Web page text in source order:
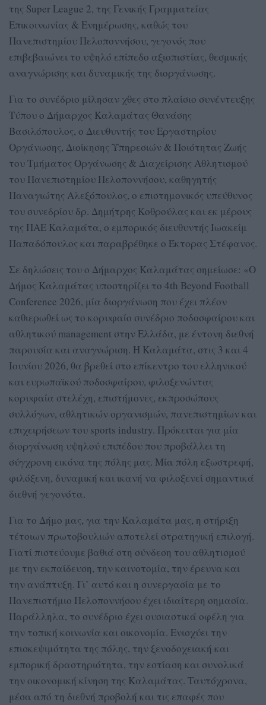
της Super League 2, της Γενικής Γραμματείας
Επικοινωνίας & Ενημέρωσης, καθώς του
Πανεπιστημίου Πελοποννήσου, γεγονός που
επιβεβαιώνει το υψηλό επίπεδο αξιοπιστίας, θεσμικής
αναγνώρισης και δυναμικής της διοργάνωσης.
Για το συνέδριο μίλησαν χθες στο πλαίσιο συνέντευξης
Τύπου ο Δήμαρχος Καλαμάτας Θανάσης
Βασιλόπουλος, ο Διευθυντής του Εργαστηρίου
Οργάνωσης, Διοίκησης Υπηρεσιών & Ποιότητας Ζωής
του Τμήματος Οργάνωσης & Διαχείρισης Αθλητισμού
του Πανεπιστημίου Πελοποννήσου, καθηγητής
Παναγιώτης Αλεξόπουλος, ο επιστημονικός υπεύθυνος
του συνεδρίου δρ. Δημήτρης Κοθρούλας και εκ μέρους
της ΠΑΕ Καλαμάτα, ο εμπορικός διευθυντής Ιωακείμ
Παπαδόπουλος και παραβρέθηκε ο Έκτορας Στέφανος.
Σε δηλώσεις του ο Δήμαρχος Καλαμάτας σημείωσε: «Ο
Δήμος Καλαμάτας υποστηρίζει το 4th Beyond Football
Conference 2026, μία διοργάνωση που έχει πλέον
καθιερωθεί ως το κορυφαίο συνέδριο ποδοσφαίρου και
αθλητικού management στην Ελλάδα, με έντονη διεθνή
παρουσία και αναγνώριση. Η Καλαμάτα, στις 3 και 4
Ιουνίου 2026, θα βρεθεί στο επίκεντρο του ελληνικού
και ευρωπαϊκού ποδοσφαίρου, φιλοξενώντας
κορυφαία στελέχη, επιστήμονες, εκπροσώπους
συλλόγων, αθλητικών οργανισμών, πανεπιστημίων και
επιχειρήσεων του sports industry. Πρόκειται για μία
διοργάνωση υψηλού επιπέδου που προβάλλει τη
σύγχρονη εικόνα της πόλης μας. Μία πόλη εξωστρεφή,
φιλόξενη, δυναμική και ικανή να φιλοξενεί σημαντικά
διεθνή γεγονότα.
Για το Δήμο μας, για την Καλαμάτα μας, η στήριξη
τέτοιων πρωτοβουλιών αποτελεί στρατηγική επιλογή.
Γιατί πιστεύουμε βαθιά στη σύνδεση του αθλητισμού
με την εκπαίδευση, την καινοτομία, την έρευνα και
την ανάπτυξη. Γι’ αυτό και η συνεργασία με το
Πανεπιστήμιο Πελοποννήσου έχει ιδιαίτερη σημασία.
Παράλληλα, το συνέδριο έχει ουσιαστικά οφέλη για
την τοπική κοινωνία και οικονομία. Ενισχύει την
επισκεψιμότητα της πόλης, την ξενοδοχειακή και
εμπορική δραστηριότητα, την εστίαση και συνολικά
την οικονομική κίνηση της Καλαμάτας. Ταυτόχρονα,
μέσα από τη διεθνή προβολή και τις επαφές που